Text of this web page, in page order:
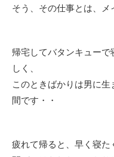
そう、その仕事とは、メ
帰宅してバタンキューで
しく、
このときばかりは男に
間です・・
疲れて帰ると、早く寝